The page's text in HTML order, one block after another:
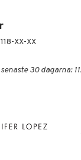
XX-XX
30 dagarna: